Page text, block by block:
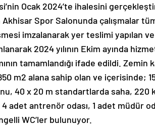
Ocak 2024’te ihalesini
Spor Salonunda çalışmalar
imzalanarak yer teslimi yapılan
2024 yılının Ekim ayında
tamamlandığı ifade edildi.
m2 alana sahip olan ve içerisinde;
40 x 20 m standartlarda saha,
4 adet antrenör odası, 1 adet müdür
WC’ler bulunuyor.